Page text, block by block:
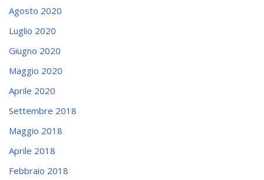
Agosto 2020
Luglio 2020
Giugno 2020
Maggio 2020
Aprile 2020
Settembre 2018
Maggio 2018
Aprile 2018
Febbraio 2018